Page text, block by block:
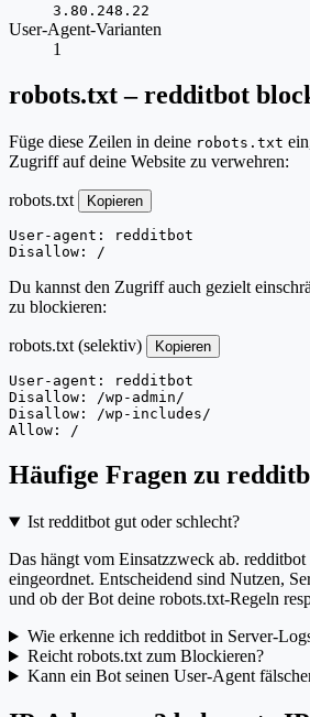
3.80.248.22
User-Agent-Varianten
1
robots.txt – redditbot
Füge diese Zeilen in deine robots.txt
Zugriff auf deine Website zu verwehren:
robots.txt Kopieren
User-agent: redditbot
Disallow: /
Du kannst den Zugriff auch gezielt
zu blockieren:
robots.txt (selektiv) Kopieren
User-agent: redditbot
Disallow: /wp-admin/
Disallow: /wp-includes/
Allow: /
Häufige Fragen zu
Ist redditbot gut oder schlecht?
Das hängt vom Einsatzzweck ab.
eingeordnet. Entscheidend sind Nutzen,
und ob der Bot deine robots.txt-Regeln
Wie erkenne ich redditbot in Server-
Reicht robots.txt zum Blockieren?
Kann ein Bot seinen User-Agent